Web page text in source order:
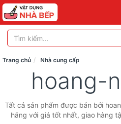
Trang chủ Nhà cung cấp
hoang-
Tất cả sản phẩm được bán bởi
hãng với giá tốt nhất, giao hàng